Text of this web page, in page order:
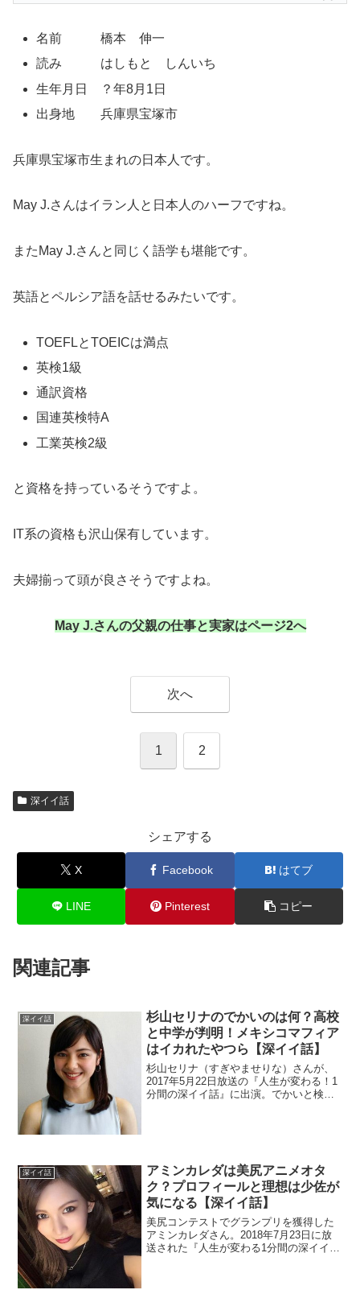
名前 橋本 伸一
読み はしもと しんいち
生年月日 ？年8月1日
出身地 兵庫県宝塚市
兵庫県宝塚市生まれの日本人です。
May J.さんはイラン人と日本人のハーフですね。
またMay J.さんと同じく語学も堪能です。
英語とペルシア語を話せるみたいです。
TOEFLとTOEICは満点
英検1級
通訳資格
国連英検特A
工業英検2級
と資格を持っているそうですよ。
IT系の資格も沢山保有しています。
夫婦揃って頭が良さそうですよね。
May J.さんの父親の仕事と実家はページ2へ
次へ
1 2
深イイ話
シェアする
X Facebook はてブ
LINE Pinterest コピー
関連記事
深イイ話
杉山セリナのでかいのは何？高校
と中学が判明！メキシコマフィア
はイカれたやつら【深イイ話】
杉山セリナ（すぎやませりな）さんが、
2017年5月22日放送の『人生が変わる！1
分間の深イイ話』に出演。でかいと検索
深イイ話
アミンカレダは美尻アニメオタ
ク？プロフィールと理想は少佐が
気になる【深イイ話】
美尻コンテストでグランプリを獲得した
アミンカレダさん。2018年7月23日に放
送された『人生が変わる1分間の深イイ